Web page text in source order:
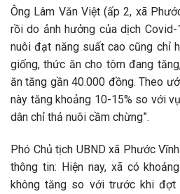
Ông Lâm Văn Việt (ấp 2, xã
rồi do ảnh hưởng của dịch
nuôi đạt năng suất cao cũng chỉ
giống, thức ăn cho tôm đang
ăn tăng gần 40.000 đồng. Theo
này tăng khoảng 10-15% so với
dân chỉ thả nuôi cầm chừng”.
Phó Chủ tịch UBND xã Phước
thông tin: Hiện nay, xã có
không tăng so với trước khi